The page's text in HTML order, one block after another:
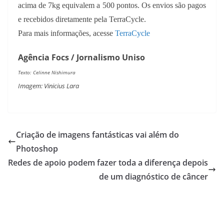
acima de 7kg equivalem a 500 pontos. Os envios são pagos
e recebidos diretamente pela TerraCycle.
Para mais informações, acesse TerraCycle
Agência Focs / Jornalismo Uniso
Texto: Celinne Nishimura
Imagem: Vinicius Lara
Criação de imagens fantásticas vai além do
Photoshop
Redes de apoio podem fazer toda a diferença depois
de um diagnóstico de câncer